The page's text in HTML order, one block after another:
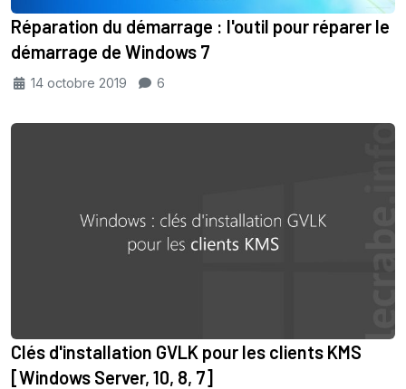
Réparation du démarrage : l'outil pour réparer le
démarrage de Windows 7
14 octobre 2019 6
Clés d'installation GVLK pour les clients KMS
[Windows Server, 10, 8, 7]